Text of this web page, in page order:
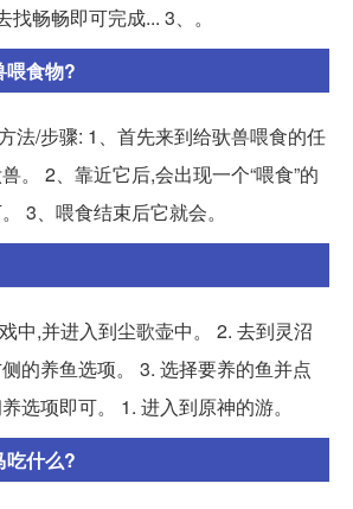
畅畅即可完成... 3、。
喂食物?
法/步骤: 1、首先来到给驮兽喂食的任
。 2、靠近它后,会出现一个“喂食”的
3、喂食结束后它就会。
中,并进入到尘歌壶中。 2. 去到灵沼
的养鱼选项。 3. 选择要养的鱼并点
选项即可。 1. 进入到原神的游。
吃什么?